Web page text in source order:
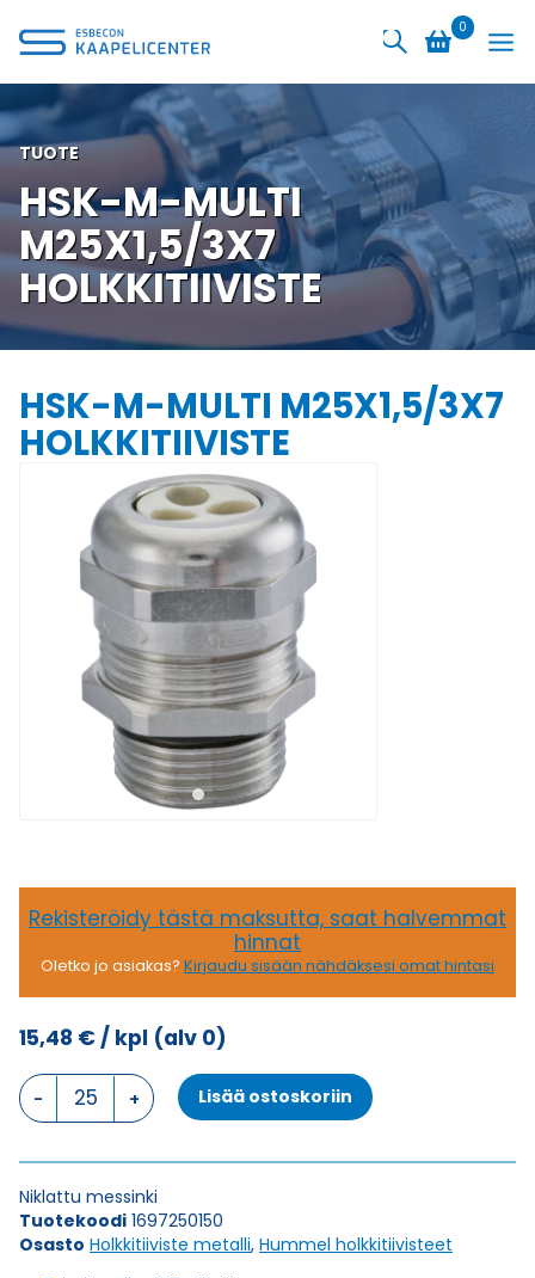
sisältöön
0
TUOTE
HSK-M-MULTI
M25X1,5/3X7
HOLKKITIIVISTE
HSK-M-MULTI M25X1,5/3X7
HOLKKITIIVISTE
Rekisteröidy tästä maksutta, saat halvemmat
hinnat
Oletko jo asiakas? Kirjaudu sisään nähdäksesi omat hintasi
15,48 €/ kpl (alv 0)
HSK-
M-
M25X1,5/3X7
määrä
Lisää ostoskoriin
Niklattu messinki
Tuotekoodi 1697250150
Osasto Holkkitiiviste metalli, Hummel holkkitiivisteet